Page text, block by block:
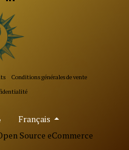
Conditions générales de vente
Français
Source eCommerce